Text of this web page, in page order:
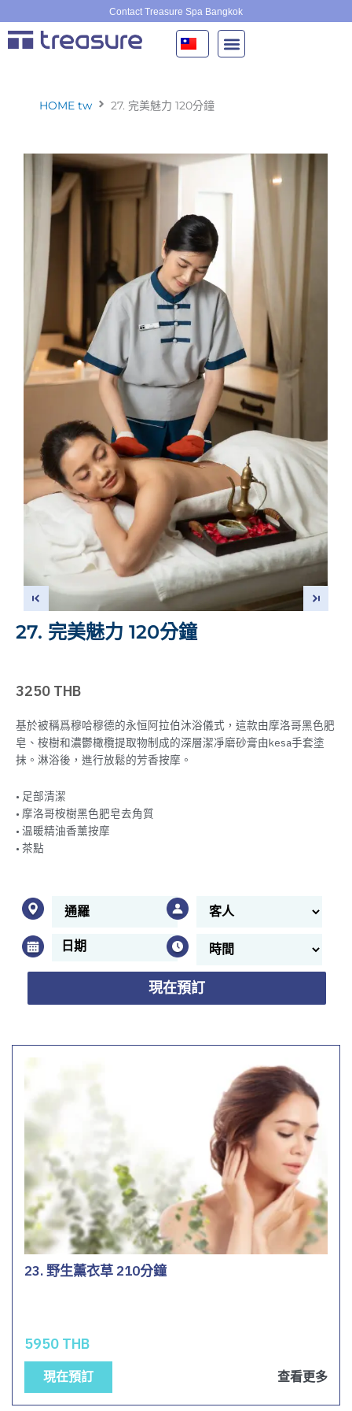
至
主
Contact Treasure Spa Bangkok
HOME tw 27. 完美魅力 120分鐘
27. 完美魅力 120分鐘
3250 THB
基於被稱爲穆哈穆德的永恒阿拉伯沐浴儀式，這款由摩洛哥黑色肥
皂、桉樹和濃鬱橄欖提取物制成的深層潔凈磨砂膏由kesa手套塗
抹。淋浴後，進行放鬆的芳香按摩。
• 足部清潔
• 摩洛哥桉樹黑色肥皂去角質
• 温暖精油香薰按摩
• 茶點
現在預訂
23. 野生薰衣草 210分鐘
5950 THB
現在預訂 查看更多